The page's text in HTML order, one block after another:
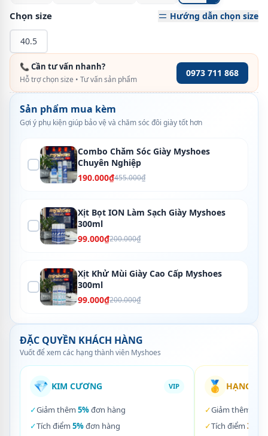
Chọn size Hướng dẫn chọn size
40.5
📞 Cần tư vấn nhanh?
Hỗ trợ chọn size • Tư vấn sản phẩm
0973 711 868
Sản phẩm mua kèm
Gợi ý phụ kiện giúp bảo vệ và chăm sóc đôi giày tốt hơn
Combo Chăm Sóc Giày Myshoes
Chuyên Nghiệp
190.000₫455.000₫
Xịt Bọt ION Làm Sạch Giày Myshoes
300ml
99.000₫200.000₫
Xịt Khử Mùi Giày Cao Cấp Myshoes
300ml
99.000₫200.000₫
ĐẶC QUYỀN KHÁCH HÀNG
Vuốt để xem các hạng thành viên Myshoes
💎 KIM CƯƠNG VIP
✓Giảm thêm 5%đơn hàng
✓Tích điểm 5%đơn hàng
🥇 HẠNG
✓Giảm thêm
✓Tích điểm 3%